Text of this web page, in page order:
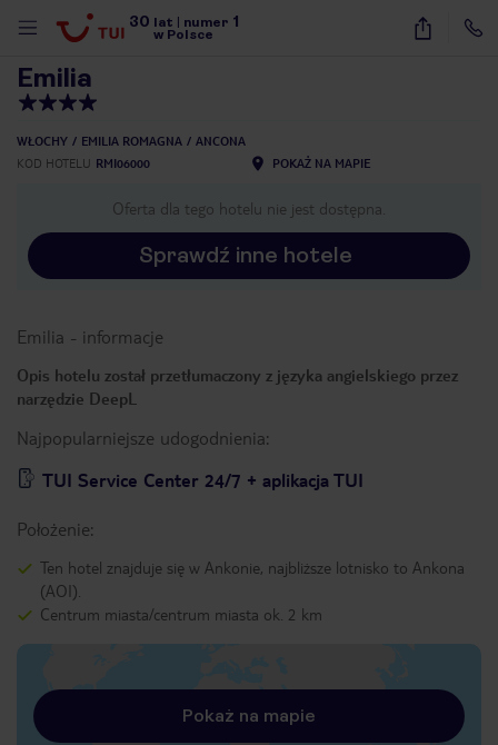
30 lat numer 1
w Polsce
23
Emilia
WŁOCHY EMILIA ROMAGNA
ANCONA
KOD HOTELU RMI06000 POKAŻ NA MAPIE
Oferta dla tego hotelu nie jest dostępna.
Sprawdź inne hotele
Emilia - informacje
Opis hotelu został przetłumaczony z języka angielskiego przez
narzędzie DeepL
Najpopularniejsze udogodnienia:
TUI Service Center 24/7 + aplikacja TUI
Położenie:
Ten hotel znajduje się w Ankonie, najbliższe lotnisko to Ankona
(AOI).
Centrum miasta/centrum miasta ok. 2 km
Pokaż na mapie